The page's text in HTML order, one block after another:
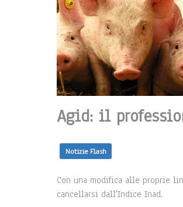
Agid: il
Notizie Flash
Con una modifica alle proprie
cancellarsi dall'Indice Inad.